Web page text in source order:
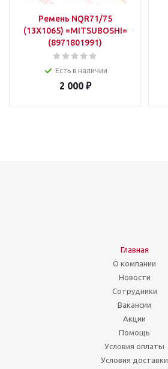
Ремень NQR71/75
(13X1065) =MITSUBOSHI=
(8971801991)
Есть в наличии
2 000₽
Главная
О компании
Новости
Сотрудники
Вакансии
Акции
Помощь
Условия оплаты
Условия доставки